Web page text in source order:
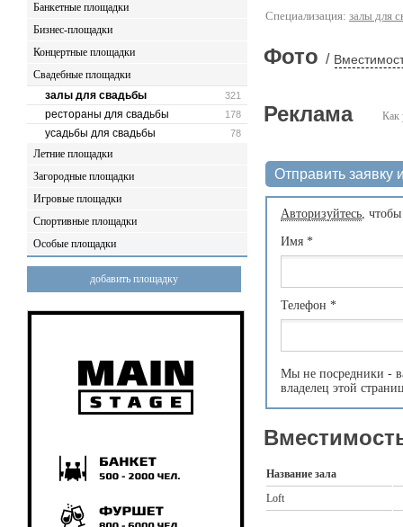
Банкетные площадки
Бизнес-площадки
Концертные площадки
Свадебные площадки
321
залы для свадьбы
178
рестораны для свадьбы
78
усадьбы для свадьбы
Летние площадки
Загородные площадки
Игровые площадки
Спортивные площадки
Особые площадки
добавить площадку
Специализация: залы для
Фото /
Как
Реклама
Отправить заявку
Авторизуйтесь,
Имя *
Телефон *
Мы не посредники -
владелец этой
Название зала
Loft